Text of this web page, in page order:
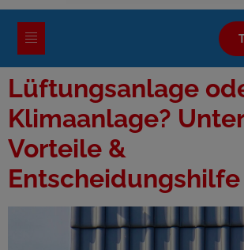
Lüftungsanlage
Klimaanlage?
Vorteile &
Entscheidungshilfe